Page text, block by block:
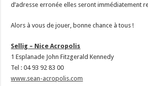
d’adresse erronée elles seront immédiatement
Alors à vous de jouer, bonne chance à tous !
Sellig – Nice Acropolis
1 Esplanade John Fitzgerald Kennedy
Tel : 04 93 92 83 00
www.sean-acropolis.com